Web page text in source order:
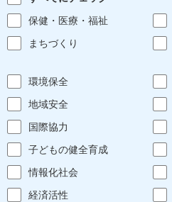
保健・医療・福祉
まちづくり
環境保全
地域安全
国際協力
子どもの健全育成
情報化社会
経済活性